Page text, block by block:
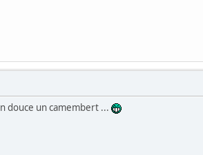
douce un camembert ...